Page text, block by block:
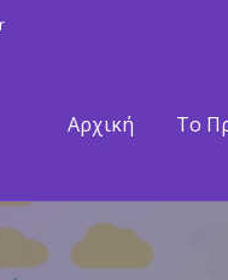
Αρχική Το